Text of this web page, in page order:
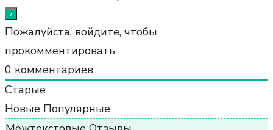
Пожалуйста, войдите, чтобы
прокомментировать
0 комментариев
Старые
Новые Популярные